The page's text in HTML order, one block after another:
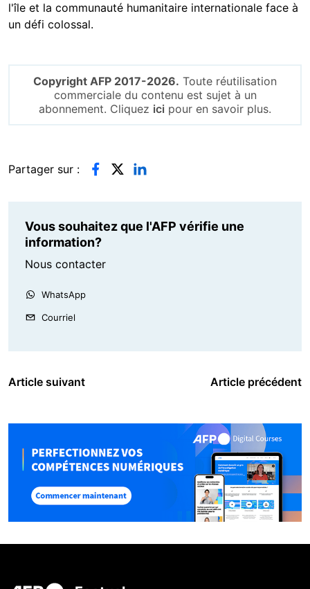
l'île et la communauté humanitaire internationale face à
un défi colossal.
Copyright AFP 2017-2026. Toute réutilisation
commerciale du contenu est sujet à un
abonnement. Cliquez ici pour en savoir plus.
Partager sur :
Vous souhaitez que l'AFP vérifie une
information?
Nous contacter
WhatsApp
Courriel
Article suivant Article précédent